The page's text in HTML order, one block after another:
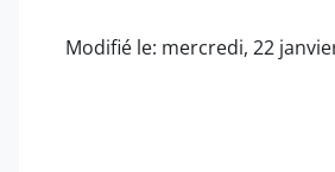
Modifié le: mercredi, 22